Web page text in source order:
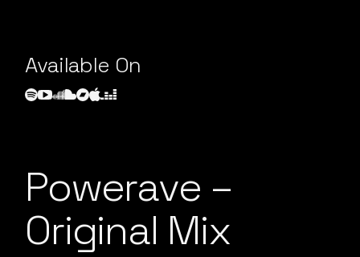
Available On
Powerave –
Original Mix